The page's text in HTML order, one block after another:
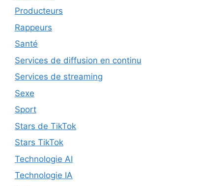
Producteurs
Rappeurs
Santé
Services de diffusion en continu
Services de streaming
Sexe
Sport
Stars de TikTok
Stars TikTok
Technologie AI
Technologie IA